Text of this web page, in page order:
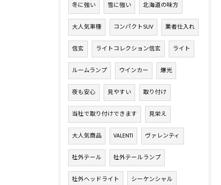
冬に強い 雪に強い 北海道の味方
大人気車種 コンパクトSUV 業者仕入れ
信玄 ライトコレクション信玄 ライト
ルームランプ ウインカー 爆光
夜も安心 見やすい 取り付け
当社で取り付けできます 見栄え
大人気商品 VALENTI ヴァレンティ
社外テール 社外テールランプ
社外ヘッドライト シーケンシャル